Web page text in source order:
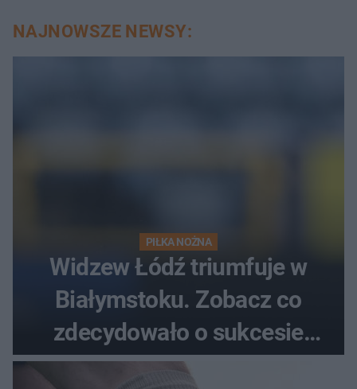
NAJNOWSZE NEWSY:
PIŁKA NOŻNA
Widzew Łódź triumfuje w
Białymstoku. Zobacz co
zdecydowało o sukcesie
gości